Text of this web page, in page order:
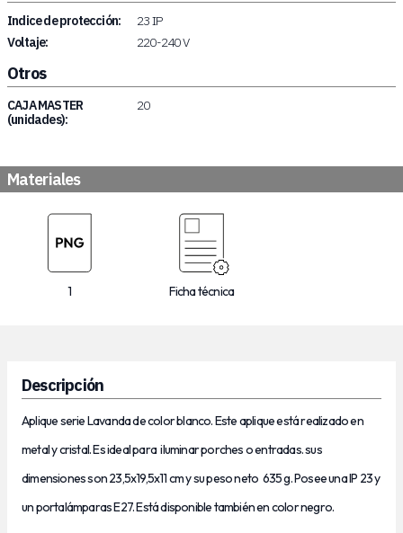
Indice de protección:
23 IP
Voltaje:
220-240 V
Otros
CAJA MASTER
(unidades):
20
Materiales
1 Ficha técnica
Descripción
Aplique serie Lavanda de color blanco. Este aplique está realizado en
metal y cristal. Es ideal para iluminar porches o entradas. sus
dimensiones son 23,5x19,5x11 cm y su peso neto 635 g. Posee una IP 23 y
un portalámparas E27. Está disponible también en color negro.